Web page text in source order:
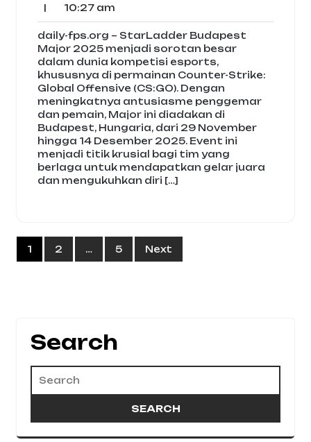
| 10:27 am
am
daily-fps.org – StarLadder Budapest
Major 2025 menjadi sorotan besar
dalam dunia kompetisi esports,
khususnya di permainan Counter-Strike:
Global Offensive (CS:GO). Dengan
meningkatnya antusiasme penggemar
dan pemain, Major ini diadakan di
Budapest, Hungaria, dari 29 November
hingga 14 Desember 2025. Event ini
menjadi titik krusial bagi tim yang
berlaga untuk mendapatkan gelar juara
dan mengukuhkan diri […]
Posts
1 2 … 5 Next
Search